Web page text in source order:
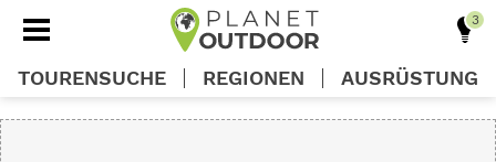
TOURENSUCHE REGIONEN AUSRÜSTUNG